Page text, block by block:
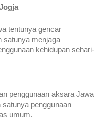
tentunya gencar
satunya menjaga
kehidupan sehari-
penggunaan aksara Jawa
penggunaan
umum.